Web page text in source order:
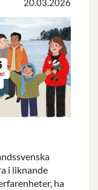
20.03.2026
i liknande
ha